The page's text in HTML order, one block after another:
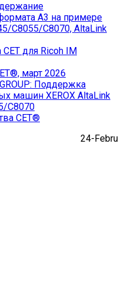
А3 на примере
С8055/С8070, AltaLink
СЕТ для Ricoh IM
март 2026
Поддержка
машин XEROX AltaLink
С8070
СЕТ®